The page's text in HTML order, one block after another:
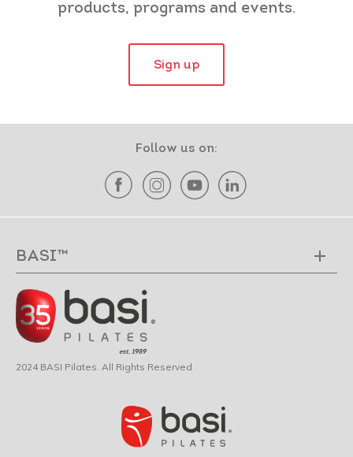
products, programs and events.
Sign up
Follow us on:
BASI™
2024 BASI Pilates. All Rights Reserved